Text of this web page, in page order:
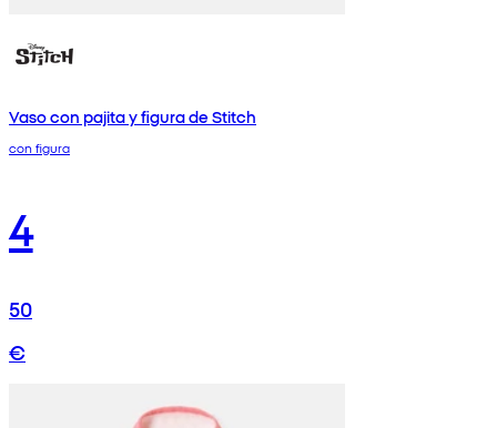
Vaso con pajita y figura de Stitch
con figura
4
50
€